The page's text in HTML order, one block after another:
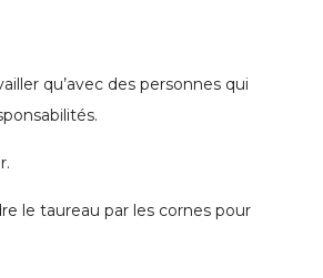
qu’avec des personnes qui
le taureau par les cornes pour